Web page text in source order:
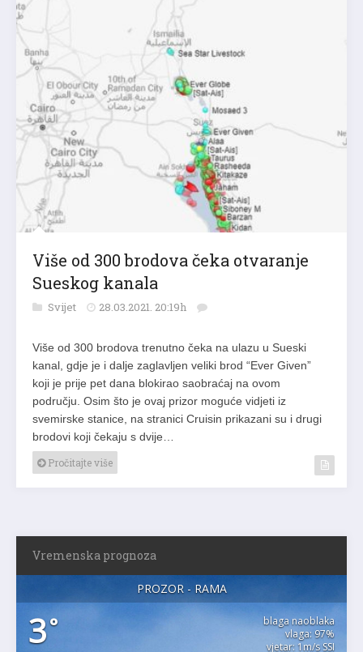
Više od 300 brodova čeka otvaranje
Sueskog kanala
Svijet 28.03.2021. 20:19h
Više od 300 brodova trenutno čeka na ulazu u Sueski
kanal, gdje je i dalje zaglavljen veliki brod “Ever Given”
koji je prije pet dana blokirao saobraćaj na ovom
području. Osim što je ovaj prizor moguće vidjeti iz
svemirske stanice, na stranici Cruisin prikazani su i drugi
brodovi koji čekaju s dvije…
Pročitajte više
Vremenska prognoza
PROZOR - RAMA
3°
blaga naoblaka
vlaga: 97%
vjetar: 1m/s SSI